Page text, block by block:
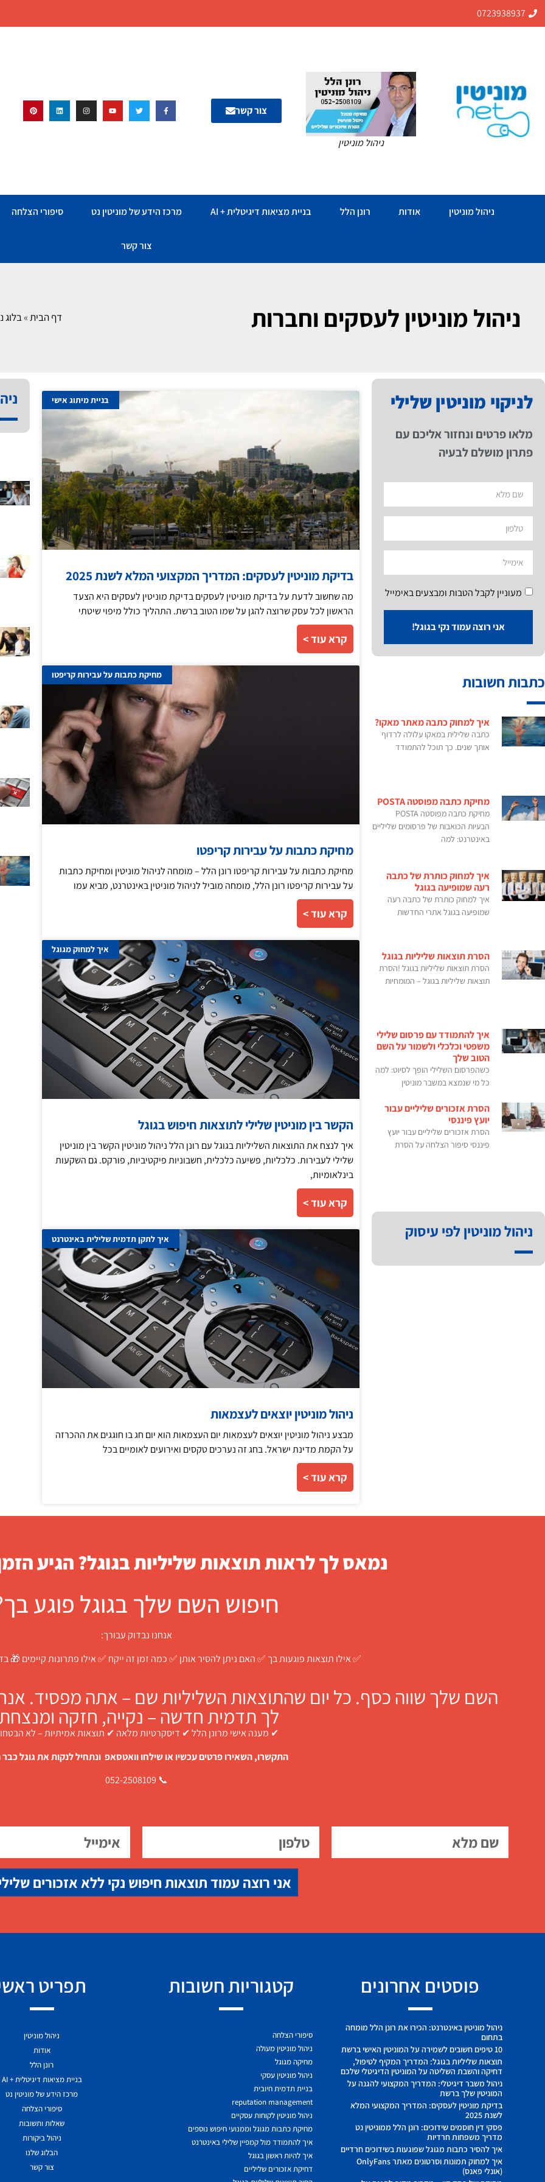
0723938937
ניהול מוניטין
צור קשר
ניהול מוניטין אודות רונן הלל בניית מציאות דיגיטלית + AI מרכז הידע של מוניטין נט סיפורי הצלחה
צור קשר
ניהול מוניטין לעסקים וחברות דף הבית»בלוג
לניקוי מוניטין שלילי
מלאו פרטים ונחזור אליכם עם
פתרון מושלם לבעיה
מעוניין לקבל הטבות ומבצעים באימייל
אני רוצה עמוד נקי בגוגל!
כתבות חשובות
איך למחוק כתבה מאתר מאקו?
כתבה שלילית במאקו עלולה לרדוף
אותך שנים. כך תוכל להתמודד
מחיקת כתבה מפוסטה POSTA
מחיקת כתבה מפוסטה POSTA
הבעיות הכואבות של פרסומים שליליים
באינטרנט: למה
איך למחוק כותרת של כתבה
רעה שמופיעה בגוגל
איך למחוק כותרת של כתבה רעה
שמופיעה בגוגל אתרי החדשות
הסרת תוצאות שליליות בגוגל
הסרת תוצאות שליליות בגוגל !הסרת
תוצאות שליליות בגוגל – המומחיות
איך להתמודד עם פרסום שלילי
משפטי וכלכלי ולשמור על השם
הטוב שלך
כשהפרסום השלילי הופך לסיוט: למה
כל מי שנמצא במשבר מוניטין
הסרת אזכורים שליליים עבור
יועץ פיננסי
הסרת אזכורים שליליים עבור יועץ
פיננסי סיפור הצלחה על הסרת
ניהול מוניטין לפי עיסוק
בניית מיתוג אישי
בדיקת מוניטין לעסקים: המדריך המקצועי המלא לשנת 2025
מה שחשוב לדעת על בדיקת מוניטין לעסקים בדיקת מוניטין לעסקים היא הצעד
הראשון לכל עסק שרוצה להגן על שמו הטוב ברשת. התהליך כולל מיפוי שיטתי
קרא עוד >
מחיקת כתבות על עבירות קריפטו
מחיקת כתבות על עבירות קריפטו
מחיקת כתבות על עבירות קריפטו רונן הלל – מומחה לניהול מוניטין ומחיקת כתבות
על עבירות קריפטו רונן הלל, מומחה מוביל לניהול מוניטין באינטרנט, מביא עמו
קרא עוד >
איך למחוק מגוגל
הקשר בין מוניטין שלילי לתוצאות חיפוש בגוגל
איך לנצח את התוצאות השליליות בגוגל עם רונן הלל ניהול מוניטין הקשר בין מוניטין
שלילי לעבירות. כלכליות, פשיעה כלכלית, חשבוניות פיקטיביות, פורקס. גם השקעות
בינלאומיות,
קרא עוד >
איך לתקן תדמית שלילית באינטרנט
ניהול מוניטין יוצאים לעצמאות
מבצע ניהול מוניטין יוצאים לעצמאות יום העצמאות הוא יום חג בו חוגגים את ההכרזה
על הקמת מדינת ישראל. בחג זה נערכים טקסים ואירועים לאומיים בכל
קרא עוד >
נמאס לך לראות תוצאות שליליות בגוגל? הגיע
חיפוש השם שלך בגוגל פוגע
אנחנו נבדוק עבורך:
✅ אילו תוצאות פוגעות בך ✅ האם ניתן להסיר אותן ✅ כמה זמן זה ייקח ✅ אילו פתרונות קיימים 🎁
השם שלך שווה כסף. כל יום שהתוצאות השליליות שם – אתה מפסיד.
לך תדמית חדשה – נקייה, חזקה
✔ מענה אישי מרונן הלל ✔ דיסקרטיות מלאה ✔ תוצאות אמיתיות – לא
התקשרו, השאירו פרטים עכשיו או שילחו וואטסאפ ונתחיל לנקות את גוגל כבר
📞 052-2508109
אני רוצה עמוד תוצאות חיפוש נקי ללא אזכורים
פוסטים אחרונים
ניהול מוניטין באינטרנט: הכירו את רונן הלל מומחה
בתחום
10 טיפים חשובים לשמירה על המוניטין האישי ברשת
תוצאות שליליות בגוגל: המדריך המקיף לטיפול,
דחיקה והשבת השליטה על המוניטין הדיגיטלי שלכם
ניהול משבר דיגיטלי: המדריך המקצועי להגנה על
המוניטין שלך ברשת
בדיקת מוניטין לעסקים: המדריך המקצועי המלא
לשנת 2025
פסקי דין חוסמים שידוכים: רונן הלל ממוניטין נט
מדריך משפחות חרדיות
איך להסיר כתבות מגוגל שפוגעות בשידוכים חרדיים
איך למחוק תמונות וסרטונים מאתר OnlyFans
(אונלי פאנס)
קטגוריות חשובות
סיפורי הצלחה
ניהול מוניטין מעולה
מחיקה מגוגל
ניהול מוניטין עסקי
בניית תדמית חיובית
reputation management
ניהול מוניטין לקוחות עסקיים
מחיקת כתבות מגוגל וממנועי חיפוש נוספים
איך להתמודד מול קמפיין שלילי באינטרנט
איך להיות ראשון בגוגל
דחיקת אזכורים שליליים
תפריט
ניהול מוניטין
אודות
רונן הלל
בניית מציאות דיגיטלית + AI
מרכז הידע של מוניטין נט
סיפורי הצלחה
שאלות ותשובות
ניהול ביקורות
הבלוג שלנו
צור קשר